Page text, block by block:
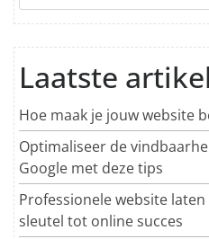
Laatste
Hoe maak je jouw website
Optimaliseer de
Google met deze tips
Professionele website laten
sleutel tot online succes